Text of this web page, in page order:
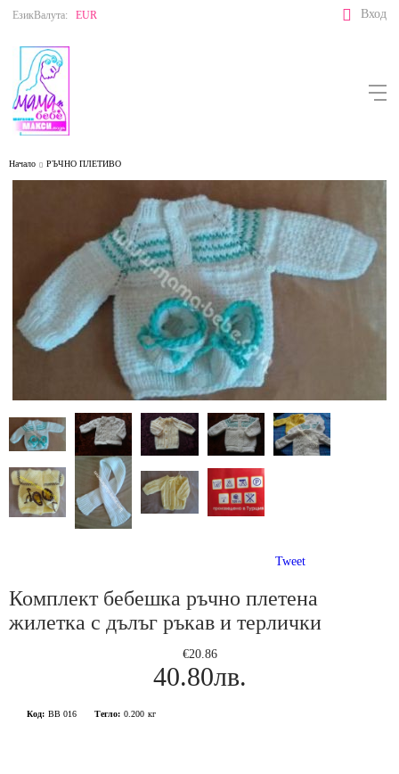
ЕзикВалута: EUR Вход
Начало РЪЧНО ПЛЕТИВО
Tweet
Комплект бебешка ръчно плетена
жилетка с дълъг ръкав и терлички
€20.86
40.80лв.
Код: BB 016 Тегло: 0.200 кг